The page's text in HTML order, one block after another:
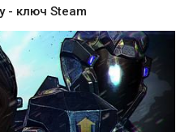
- ключ Steam